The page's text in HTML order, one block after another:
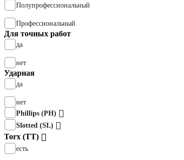
Полупрофессиональный
Профессиональный
Для точных работ
да
нет
Ударная
да
нет
Phillips (PH)
Slotted (SL)
Torx (TT)
есть